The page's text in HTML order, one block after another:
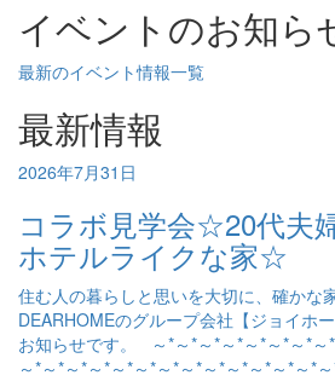
イベントのお知ら
最新のイベント情報一覧
最新情報
2026年7月31日
コラボ見学会☆20代夫
ホテルライクな家☆
住む人の暮らしと思いを大切に、確かな
DEARHOMEのグループ会社【ジョイホ
お知らせです。 ～*～*～*～*～*～*～*～
～*～*～*～*～*～*～*～*～*～*～*～*